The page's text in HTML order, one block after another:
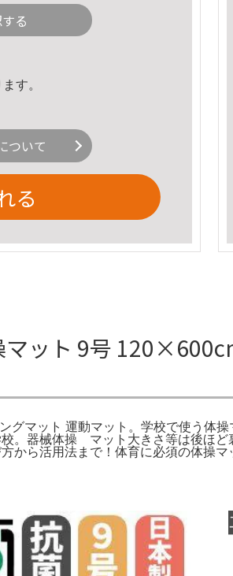
る
す。
ついて
る
ット 9号
グマット 運動マット。学校で使う体
。器械体操 マット大きさ等は後ほ
から活用法まで！体育に必須の体操